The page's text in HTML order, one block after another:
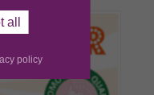
policy